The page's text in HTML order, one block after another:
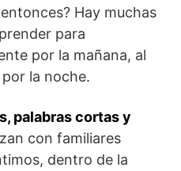
Hay muchas
para
por la mañana, al
la noche.
palabras cortas y
con familiares
dentro de la